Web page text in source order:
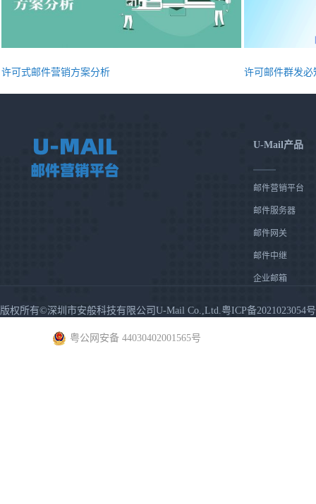
许可式邮件营销方案分析 许可邮件群发
U-Mail产品
邮件营销平台
邮件服务器
邮件网关
邮件中继
企业邮箱
版权所有©深圳市安般科技有限公司U-Mail Co.,Ltd.粤ICP备2021023054号
粤公网安备 44030402001565号